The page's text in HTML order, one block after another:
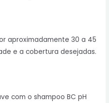
aproximadamente 30 a 45
e a cobertura desejadas.
com o shampoo BC pH